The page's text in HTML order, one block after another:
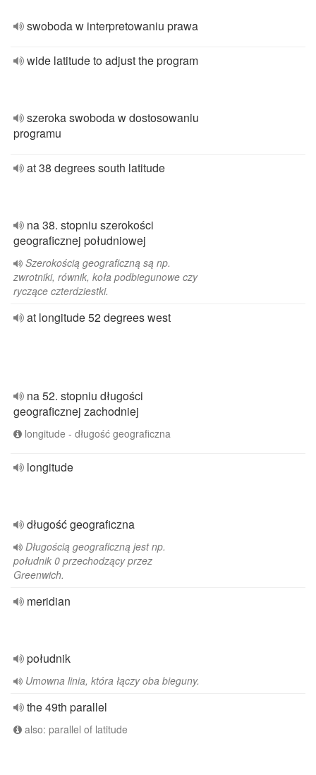
swoboda w interpretowaniu prawa
wide latitude to adjust the program
szeroka swoboda w dostosowaniu
programu
at 38 degrees south latitude
na 38. stopniu szerokości
geograficznej południowej
Szerokością geograficzną są np.
zwrotniki, równik, koła podbiegunowe czy
ryczące czterdziestki.
at longitude 52 degrees west
na 52. stopniu długości
geograficznej zachodniej
longitude - długość geograficzna
longitude
długość geograficzna
Długością geograficzną jest np.
południk 0 przechodzący przez
Greenwich.
meridian
południk
Umowna linia, która łączy oba bieguny.
the 49th parallel
also: parallel of latitude